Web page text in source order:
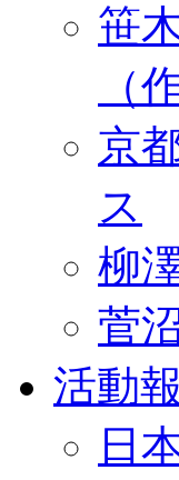
笹
（
京
ス
柳
菅
活動
日